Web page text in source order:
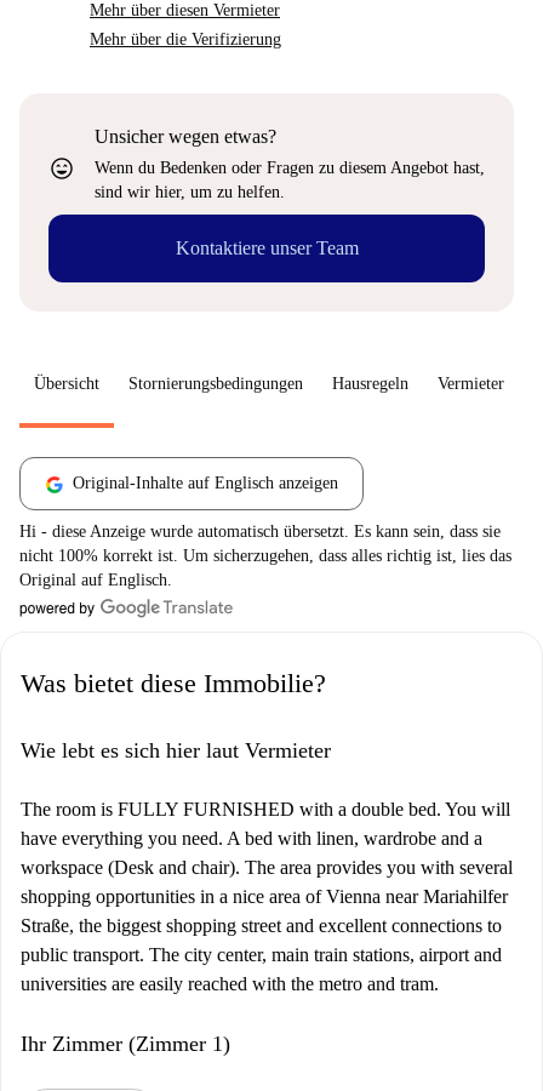
Mehr über diesen Vermieter
Mehr über die Verifizierung
sentiment_very_satisfied
Unsicher wegen etwas?
Wenn du Bedenken oder Fragen zu diesem Angebot hast,
sind wir hier, um zu helfen.
Kontaktiere unser Team
Übersicht Stornierungsbedingungen Hausregeln Vermieter
Original-Inhalte auf Englisch anzeigen
Hi - diese Anzeige wurde automatisch übersetzt. Es kann sein, dass sie
nicht 100% korrekt ist. Um sicherzugehen, dass alles richtig ist, lies das
Original auf Englisch.
Was bietet diese Immobilie?
Wie lebt es sich hier laut Vermieter
The room is FULLY FURNISHED with a double bed. You will
have everything you need. A bed with linen, wardrobe and a
workspace (Desk and chair). The area provides you with several
shopping opportunities in a nice area of Vienna near Mariahilfer
Straße, the biggest shopping street and excellent connections to
public transport. The city center, main train stations, airport and
universities are easily reached with the metro and tram.
Ihr Zimmer (Zimmer 1)